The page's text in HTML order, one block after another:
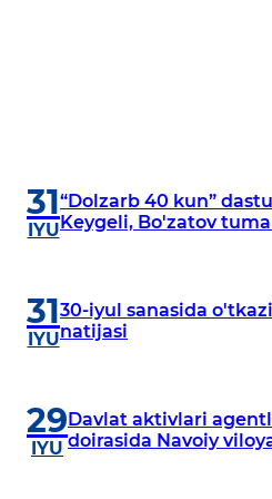
31
IYU
“Dolzarb 40 kun”
Keygeli, Bo'zatov
31
IYU
30-iyul sanasida
natijasi
29
IYU
Davlat aktivlari
doirasida Navoiy